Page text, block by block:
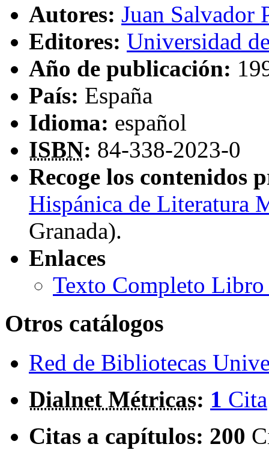
Autores: Juan Salvador
Editores: Universidad
Año de publicación:
País: España
Idioma: español
ISBN: 84-338-2023-0
Recoge los contenidos
Hispánica de Literatura
Granada).
Enlaces
Texto Completo
Otros catálogos
Red de Bibliotecas
Dialnet Métricas: 1 Cita
Citas a capítulos: 200